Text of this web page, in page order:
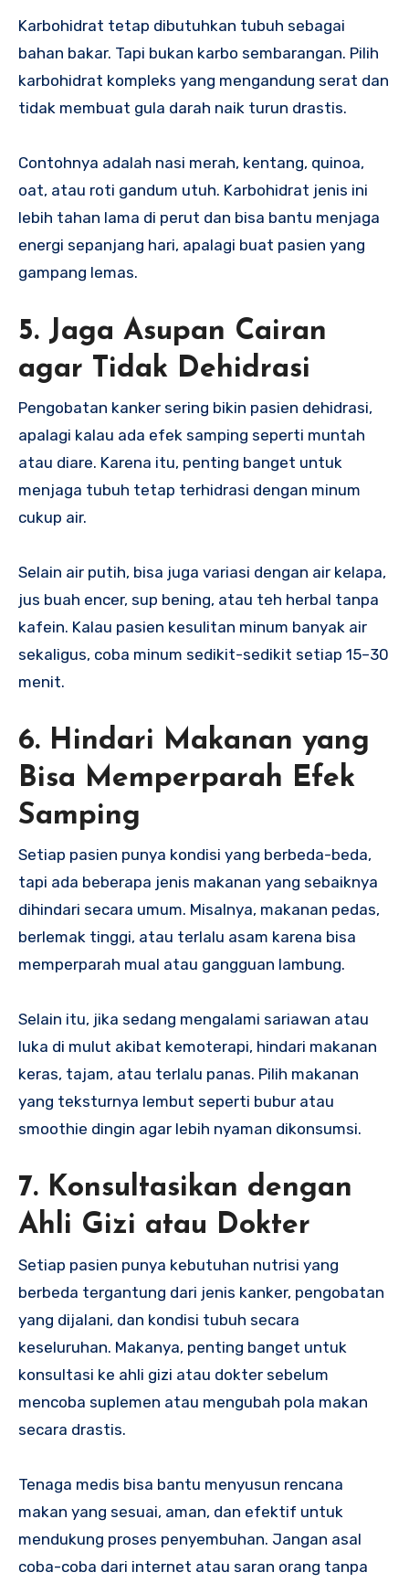
Karbohidrat tetap dibutuhkan tubuh sebagai
bahan bakar. Tapi bukan karbo sembarangan. Pilih
karbohidrat kompleks yang mengandung serat dan
tidak membuat gula darah naik turun drastis.
Contohnya adalah nasi merah, kentang, quinoa,
oat, atau roti gandum utuh. Karbohidrat jenis ini
lebih tahan lama di perut dan bisa bantu menjaga
energi sepanjang hari, apalagi buat pasien yang
gampang lemas.
5. Jaga Asupan Cairan
agar Tidak Dehidrasi
Pengobatan kanker sering bikin pasien dehidrasi,
apalagi kalau ada efek samping seperti muntah
atau diare. Karena itu, penting banget untuk
menjaga tubuh tetap terhidrasi dengan minum
cukup air.
Selain air putih, bisa juga variasi dengan air kelapa,
jus buah encer, sup bening, atau teh herbal tanpa
kafein. Kalau pasien kesulitan minum banyak air
sekaligus, coba minum sedikit-sedikit setiap 15–30
menit.
6. Hindari Makanan yang
Bisa Memperparah Efek
Samping
Setiap pasien punya kondisi yang berbeda-beda,
tapi ada beberapa jenis makanan yang sebaiknya
dihindari secara umum. Misalnya, makanan pedas,
berlemak tinggi, atau terlalu asam karena bisa
memperparah mual atau gangguan lambung.
Selain itu, jika sedang mengalami sariawan atau
luka di mulut akibat kemoterapi, hindari makanan
keras, tajam, atau terlalu panas. Pilih makanan
yang teksturnya lembut seperti bubur atau
smoothie dingin agar lebih nyaman dikonsumsi.
7. Konsultasikan dengan
Ahli Gizi atau Dokter
Setiap pasien punya kebutuhan nutrisi yang
berbeda tergantung dari jenis kanker, pengobatan
yang dijalani, dan kondisi tubuh secara
keseluruhan. Makanya, penting banget untuk
konsultasi ke ahli gizi atau dokter sebelum
mencoba suplemen atau mengubah pola makan
secara drastis.
Tenaga medis bisa bantu menyusun rencana
makan yang sesuai, aman, dan efektif untuk
mendukung proses penyembuhan. Jangan asal
coba-coba dari internet atau saran orang tanpa